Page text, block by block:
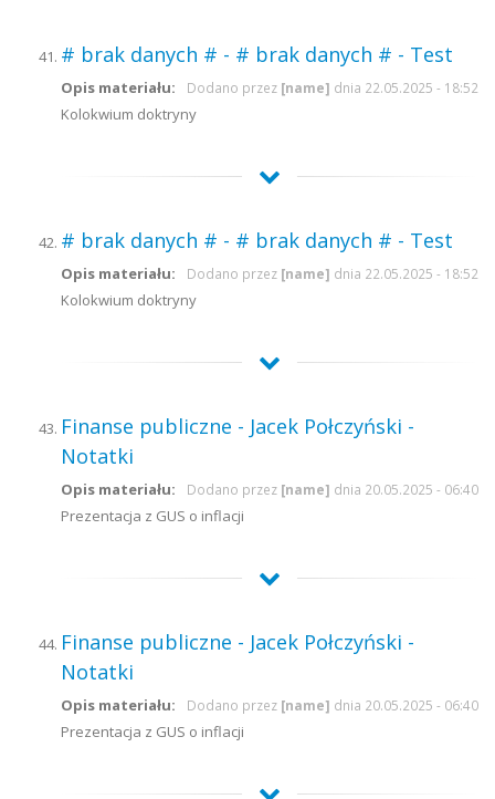
# brak danych # - # brak danych # - Test
Dodano przez [name] dnia 22.05.2025 - 18:52
Opis materiału:
Kolokwium doktryny
# brak danych # - # brak danych # - Test
Dodano przez [name] dnia 22.05.2025 - 18:52
Opis materiału:
Kolokwium doktryny
Finanse publiczne - Jacek Połczyński -
Notatki
Dodano przez [name] dnia 20.05.2025 - 06:40
Opis materiału:
Prezentacja z GUS o inflacji
Finanse publiczne - Jacek Połczyński -
Notatki
Dodano przez [name] dnia 20.05.2025 - 06:40
Opis materiału:
Prezentacja z GUS o inflacji